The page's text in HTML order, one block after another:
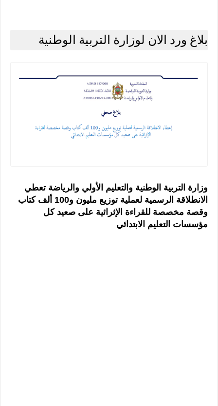
بلاغ ورد الان لوزارة التربية الوطنية
وزارة التربية الوطنية والتعليم الأولي والرياضة تعطي
الانطلاقة الرسمية لعملية توزيع مليون و100 ألف كتاب
وقصة مخصصة للقراءة الإثرائية على صعيد كل
مؤسسات التعليم الابتدائي